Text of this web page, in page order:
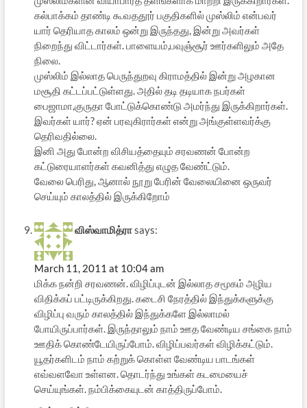
கல்பாக்கம் தாண்டி கூவததூர் பகுதிகளில் முஸ்லிம் என்பவர்
யார் தெரியாத காலம் ஒன்று இருந்தது, இன்று அவர்கள்
நிறைந்து விட்டார்கள். பாளையம்,பவுஞ்சூர் ஊர்களிலும் அதே
நிலை.
முஸ்லிம் இல்லாத பெருந்துறவு கிராமத்தில் இன்று அழகான
மசூதி கட்டப்பட்டுள்ளது. அதில் தடி தடியாக நபர்கள்
பைஜாமா,குருதா போட்டுக்கொண்டு அமர்ந்து இருக்கிறார்கள்.
இவர்கள் யார்? ஏன் பரவுகிரார்கள் என்று அங்குள்ளவர்க்கு
தெரிவதில்லை.
இனி அது போன்ற விசியத்தையும் சரவணன் போன்ற
கட்டுரையாளர்கள் கவனித்து எழுத வேண்ட்டும்.
வேலை பெரிது, ஆனால் நூறு பேரின் வேலையினை ஒருவர்
செய்யும் காலத்தில் இருக்கிறோம்
விஸ்வாமித்ராsays:
March 11, 2011 at 10:04 am
மிக்க நன்றி சரவணன். விழிப்புடன் இல்லாத சமூகம் அழிய
விதிக்கப் பட்டிருக்கிறது. கடைசி நேரத்தில் இந்துக்களுக்கு
விழிப்பு வரும் காலத்தில் இந்துக்களே இல்லாமல்
போயிருப்பார்கள். இருந்தாலும் நாம் ஊத வேண்டிய சங்கை நாம்
ஊதிக் கொண்டேயிருப்போம். விழிப்பவர்கள் விழிக்கட்டும்.
யூதர்களிடம் நாம் கற்றுக் கொள்ள வேண்டிய பாடங்கள்
எவ்வளவோ உள்ளன. தொடர்ந்து உங்கள் கடமையைச்
செய்யுங்கள். நம்பிக்கையுடன் காத்திருப்போம்.